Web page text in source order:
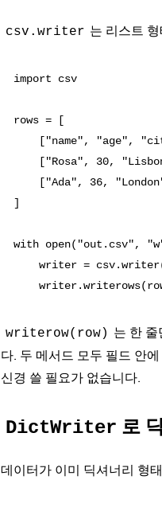
csv.writer 는 리스트
import csv
rows = [
["name", "age",
["Rosa", 30,
["Ada", 36,
]
with open("out.csv",
writer =
writerow(row) 는 한 줄
다. 두 메서드 모두 필드 안
신경 쓸 필요가 없습니다.
DictWriter 로
데이터가 이미 딕셔너리 형